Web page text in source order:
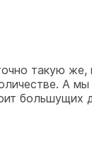
такую же,
А
большущих